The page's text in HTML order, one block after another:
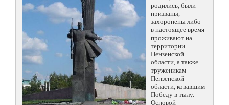
родились, были
призваны,
захоронены либо
в настоящее время
проживают на
территории
Пензенской
области, а также
труженикам
Пензенской
области, ковавшим
Победу в тылу.
Основой